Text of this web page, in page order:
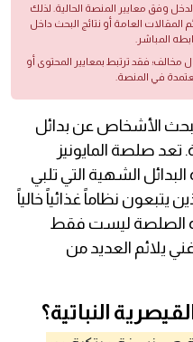
وفق معايير المنصة الحالية. لذلك
العامة أو نتائج البحث داخل
المباشر.
مخالف؛ فقد ترتبط بمعايير المحتوى أو
في المنصة.
يبحث الأشخاص عن بدائل
تعد صلصة المايونيز
الشهية التي تلبي
يتبعون نظاماً غذائياً خالياً
الصلصة ليست فقط
يلائم العديد من
النباتية؟